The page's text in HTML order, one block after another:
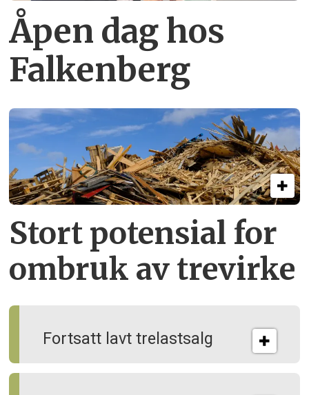
Åpen dag hos
Falkenberg
Stort potensial for
ombruk av tre­virke
Fortsatt lavt trelastsalg